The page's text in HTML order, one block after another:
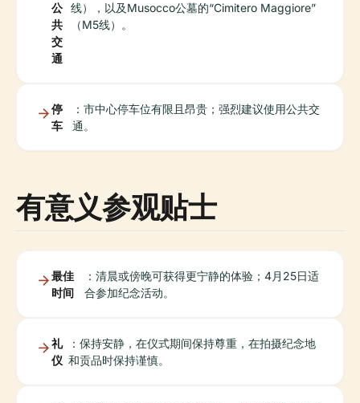
公
共
交
通
线），以及Musocco公墓的“Cimitero Maggiore”
（M5线）。
停
车
：市中心停车位有限且昂贵；强烈建议使用公共交
通。
有意义参观贴士
最佳
时间
：清晨或傍晚可获得更宁静的体验；4月25日适
合参加纪念活动。
礼
仪
：保持安静，在仪式期间保持尊重，在拍摄纪念地
和贡品时保持谨慎。